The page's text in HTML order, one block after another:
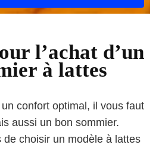
l’achat d’un
à lattes
confort optimal, il vous faut
aussi un bon sommier.
choisir un modèle à lattes